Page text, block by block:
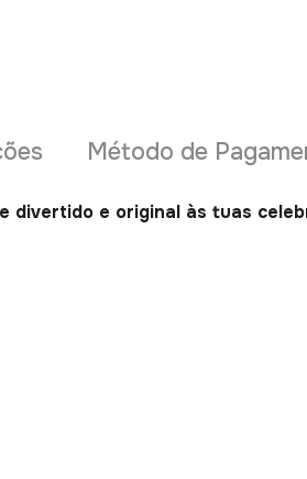
Método de
divertido e original às tuas